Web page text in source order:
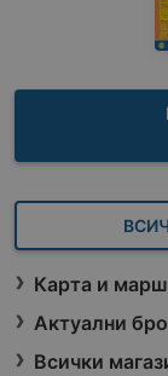
Карта и
Актуални
Всички